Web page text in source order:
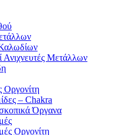
Ανιχνευτές Μετάλλων
Οργονίτη
– Chakra
Όργανα
Οργονίτη